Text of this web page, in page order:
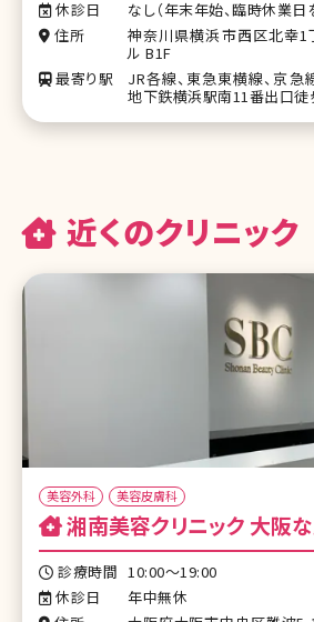
休診日
なし（年末年始、臨時休業日
住所
神奈川県横浜市西区北幸1
ル B1F
最寄り駅
JR各線、東急東横線、京急
地下鉄横浜駅南11番出口徒
近くのクリニック
美容外科 美容皮膚科
湘南美容クリニック 大阪
診療時間 10:00～19:00
休診日
年中無休